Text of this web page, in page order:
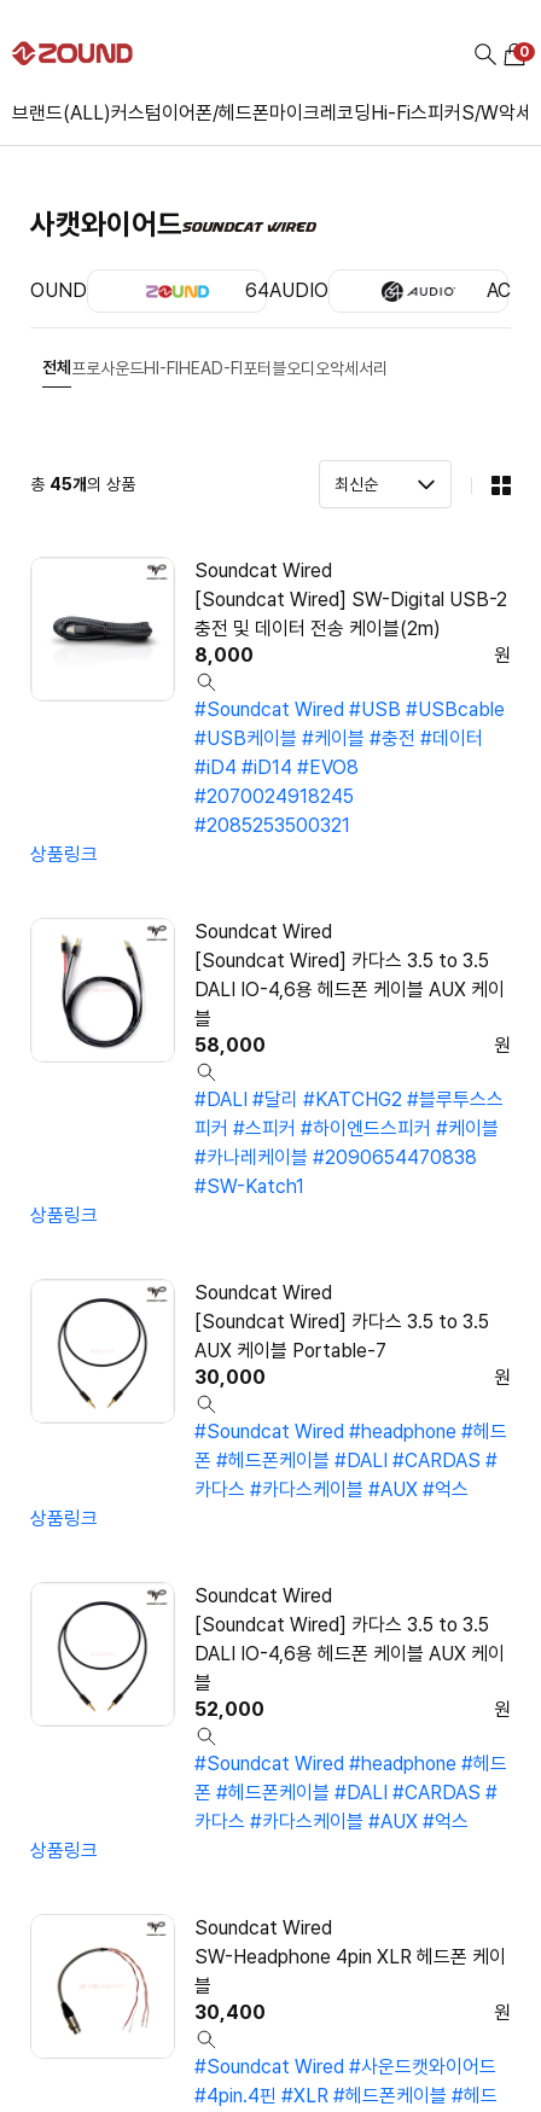
브랜드(ALL)커스텀이어폰/헤드폰마이크레코딩Hi-Fi스피커S/W악세
0
사캣와이어드
ZOUND 64AUDIO ACS
전체 프로사운드HI-FI HEAD-FI 포터블오디오악세서리
총 45개의 상품
Soundcat Wired
[Soundcat Wired] SW-Digital USB-2
충전 및 데이터 전송 케이블(2m)
8,000
원
#Soundcat Wired #USB #USBcable
#USB케이블 #케이블 #충전 #데이터
#iD4 #iD14 #EVO8
#2070024918245
#2085253500321
상품링크
Soundcat Wired
[Soundcat Wired] 카다스 3.5 to 3.5
DALI IO-4,6용 헤드폰 케이블 AUX 케이
블
58,000
원
#DALI #달리 #KATCHG2 #블루투스스
피커 #스피커 #하이엔드스피커 #케이블
#카나레케이블 #2090654470838
#SW-Katch1
상품링크
Soundcat Wired
[Soundcat Wired] 카다스 3.5 to 3.5
AUX 케이블 Portable-7
30,000
원
#Soundcat Wired #headphone #헤드
폰 #헤드폰케이블 #DALI #CARDAS #
카다스 #카다스케이블 #AUX #억스
상품링크
Soundcat Wired
[Soundcat Wired] 카다스 3.5 to 3.5
DALI IO-4,6용 헤드폰 케이블 AUX 케이
블
52,000
원
#Soundcat Wired #headphone #헤드
폰 #헤드폰케이블 #DALI #CARDAS #
카다스 #카다스케이블 #AUX #억스
상품링크
Soundcat Wired
SW-Headphone 4pin XLR 헤드폰 케이
블
30,400
원
#Soundcat Wired #사운드캣와이어드
#4pin.4핀 #XLR #헤드폰케이블 #헤드